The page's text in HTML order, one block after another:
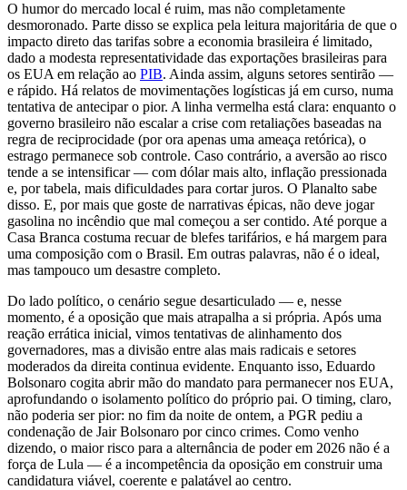
O humor do mercado local é ruim, mas não completamente
desmoronado. Parte disso se explica pela leitura majoritária de que o
impacto direto das tarifas sobre a economia brasileira é limitado,
dado a modesta representatividade das exportações brasileiras para
os EUA em relação ao PIB. Ainda assim, alguns setores sentirão —
e rápido. Há relatos de movimentações logísticas já em curso, numa
tentativa de antecipar o pior. A linha vermelha está clara: enquanto o
governo brasileiro não escalar a crise com retaliações baseadas na
regra de reciprocidade (por ora apenas uma ameaça retórica), o
estrago permanece sob controle. Caso contrário, a aversão ao risco
tende a se intensificar — com dólar mais alto, inflação pressionada
e, por tabela, mais dificuldades para cortar juros. O Planalto sabe
disso. E, por mais que goste de narrativas épicas, não deve jogar
gasolina no incêndio que mal começou a ser contido. Até porque a
Casa Branca costuma recuar de blefes tarifários, e há margem para
uma composição com o Brasil. Em outras palavras, não é o ideal,
mas tampouco um desastre completo.
Do lado político, o cenário segue desarticulado — e, nesse
momento, é a oposição que mais atrapalha a si própria. Após uma
reação errática inicial, vimos tentativas de alinhamento dos
governadores, mas a divisão entre alas mais radicais e setores
moderados da direita continua evidente. Enquanto isso, Eduardo
Bolsonaro cogita abrir mão do mandato para permanecer nos EUA,
aprofundando o isolamento político do próprio pai. O timing, claro,
não poderia ser pior: no fim da noite de ontem, a PGR pediu a
condenação de Jair Bolsonaro por cinco crimes. Como venho
dizendo, o maior risco para a alternância de poder em 2026 não é a
força de Lula — é a incompetência da oposição em construir uma
candidatura viável, coerente e palatável ao centro.